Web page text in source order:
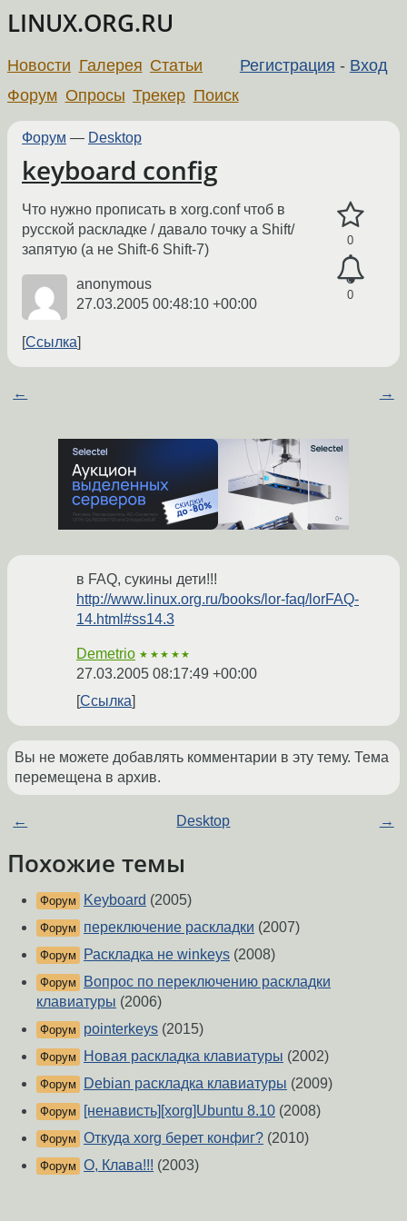
LINUX.ORG.RU
Регистрация - Вход
Новости Галерея Статьи
Форум Опросы Трекер Поиск
Форум — Desktop
keyboard config
0
0
Что нужно прописать в xorg.conf чтоб в
русской раскладке / давало точку а Shift/
запятую (а не Shift-6 Shift-7)
anonymous
27.03.2005 00:48:10 +00:00
Ссылка
← →
в FAQ, сукины дети!!!
http://www.linux.org.ru/books/lor-faq/lorFAQ-
14.html#ss14.3
Demetrio ★★★★★
27.03.2005 08:17:49 +00:00
Ссылка
Вы не можете добавлять комментарии в эту тему. Тема
перемещена в архив.
← Desktop →
Похожие темы
Форум Keyboard (2005)
Форум переключение раскладки (2007)
Форум Раскладка не winkeys (2008)
Форум
Вопрос по переключению раскладки
клавиатуры (2006)
Форум pointerkeys (2015)
Форум Новая раскладка клавиатуры (2002)
Форум Debian раскладка клавиатуры (2009)
Форум [ненависть][xorg]Ubuntu 8.10 (2008)
Форум Откуда xorg берет конфиг? (2010)
Форум О, Клава!!! (2003)